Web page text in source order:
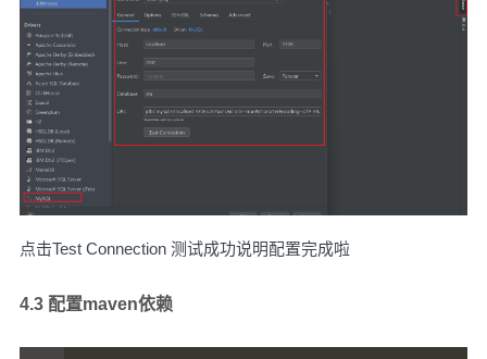
点击Test Connection 测试成功说明配置完成啦
4.3 配置maven依赖